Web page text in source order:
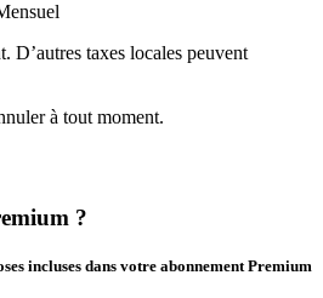
D’autres taxes locales peuvent
à tout moment.
?
incluses dans votre abonnement Premium